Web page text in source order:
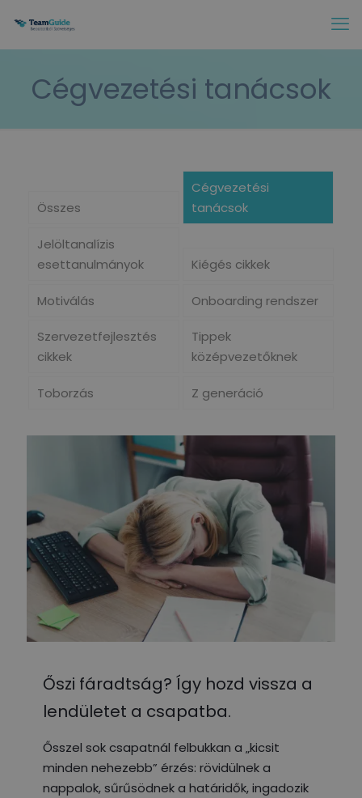
Cégvezetési tanácsok
Összes
Cégvezetési
tanácsok
Jelöltanalízis
esettanulmányok
Kiégés cikkek
Motiválás Onboarding rendszer
Szervezetfejlesztés
cikkek
Tippek
középvezetőknek
Toborzás Z generáció
Őszi fáradtság? Így hozd vissza a
lendületet a csapatba.
Ősszel sok csapatnál felbukkan a „kicsit
minden nehezebb” érzés: rövidülnek a
nappalok, sűrűsödnek a határidők, ingadozik